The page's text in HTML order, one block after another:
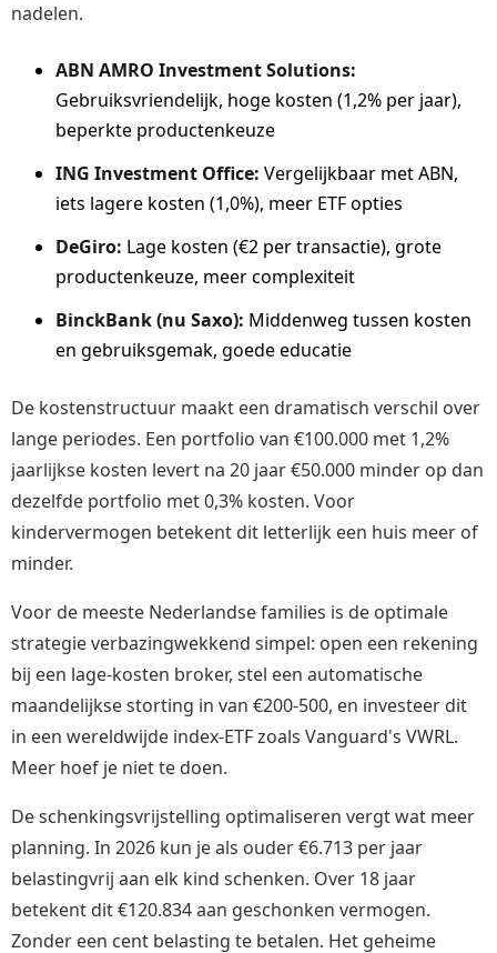
nadelen.
ABN AMRO Investment Solutions:
Gebruiksvriendelijk, hoge kosten (1,2% per jaar),
beperkte productenkeuze
ING Investment Office: Vergelijkbaar met ABN,
iets lagere kosten (1,0%), meer ETF opties
DeGiro: Lage kosten (€2 per transactie), grote
productenkeuze, meer complexiteit
BinckBank (nu Saxo): Middenweg tussen kosten
en gebruiksgemak, goede educatie
De kostenstructuur maakt een dramatisch verschil over
lange periodes. Een portfolio van €100.000 met 1,2%
jaarlijkse kosten levert na 20 jaar €50.000 minder op dan
dezelfde portfolio met 0,3% kosten. Voor
kindervermogen betekent dit letterlijk een huis meer of
minder.
Voor de meeste Nederlandse families is de optimale
strategie verbazingwekkend simpel: open een rekening
bij een lage-kosten broker, stel een automatische
maandelijkse storting in van €200-500, en investeer dit
in een wereldwijde index-ETF zoals Vanguard's VWRL.
Meer hoef je niet te doen.
De schenkingsvrijstelling optimaliseren vergt wat meer
planning. In 2026 kun je als ouder €6.713 per jaar
belastingvrij aan elk kind schenken. Over 18 jaar
betekent dit €120.834 aan geschonken vermogen.
Zonder een cent belasting te betalen. Het geheime